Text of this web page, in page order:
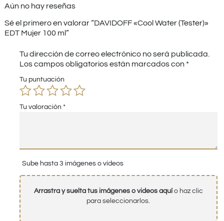
Aún no hay reseñas
Sé el primero en valorar “DAVIDOFF «Cool Water (Tester)»
EDT Mujer 100 ml”
Tu dirección de correo electrónico no será publicada.
Los campos obligatorios están marcados con *
Tu puntuación
Tu valoración *
Sube hasta 3 imágenes o vídeos
Arrastra y suelta tus imágenes o videos aquío haz clic
para seleccionarlos.